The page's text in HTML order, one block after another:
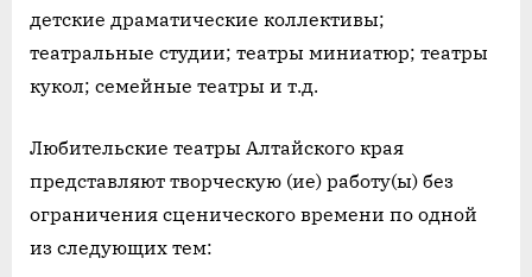
детские драматические коллективы;
театральные студии; театры миниатюр; театры
кукол; семейные театры и т.д.
Любительские театры Алтайского края
представляют творческую (ие) работу(ы) без
ограничения сценического времени по одной
из следующих тем: